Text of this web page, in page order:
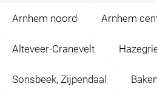
Arnhem noord Arnhem
Alteveer-Cranevelt
Sonsbeek, Zijpendaal